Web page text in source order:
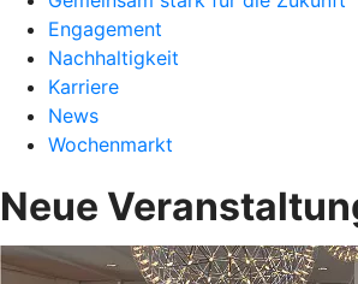
Engagement
Nachhaltigkeit
Karriere
News
Wochenmarkt
Neue